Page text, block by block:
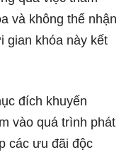
và không thể nhận
gian khóa này kết
đích khuyến
vào quá trình phát
các ưu đãi độc